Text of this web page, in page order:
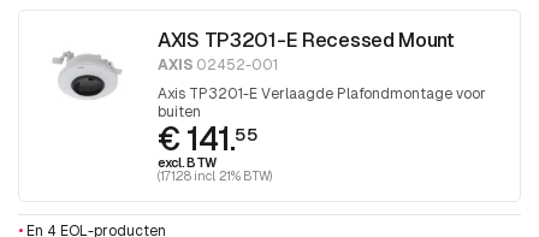
AXIS TP3201-E Recessed Mount
AXIS 02452-001
Axis TP3201-E Verlaagde Plafondmontage voor
buiten
€ 141.55
excl. BTW
(171.28 incl. 21% BTW)
• En 4 EOL-producten